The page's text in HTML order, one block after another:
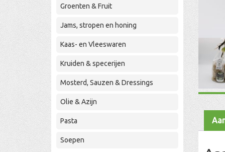
Groenten & Fruit
Jams, stropen en honing
Kaas- en Vleeswaren
Kruiden & specerijen
Mosterd, Sauzen & Dressings
Olie & Azijn
Pasta
Soepen